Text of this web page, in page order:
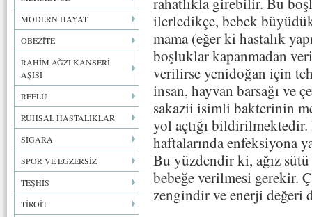
MODERN HAYAT
OBEZİTE
RAHİM AĞZI KANSERİ
AŞISI
REFLÜ
RUHSAL HASTALIKLAR
SİGARA
SPOR VE EGZERSİZ
TEŞHİS
TİROİT
ilerledikçe, bebek
mama (eğer ki hastalık
boşluklar kapanmadan
verilirse yenidoğan için
insan, hayvan barsağı ve
sakazii isimli bakterinin
yol açtığı
haftalarında enfeksiyona
Bu yüzdendir ki, ağız
bebeğe verilmesi gerekir.
zengindir ve enerji değeri